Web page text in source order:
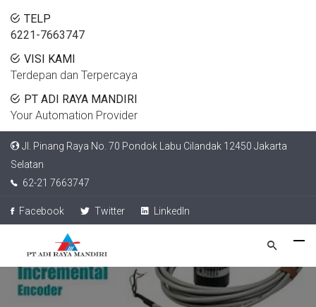
TELP
6221-7663747
VISI KAMI
Terdepan dan Terpercaya
PT ADI RAYA MANDIRI
Your Automation Provider
Jl. Pinang Raya No. 70 Pondok Labu Cilandak 12450 Jakarta
Selatan
62-21 7663747
Facebook Twitter LinkedIn